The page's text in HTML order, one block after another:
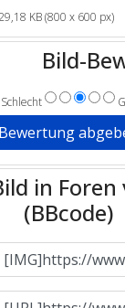
KB (800 x 600 px)
Bild-
Schlecht
in
(BBcode)